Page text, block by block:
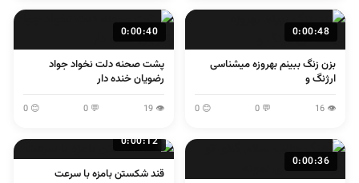
0:00:48
بزن زنگ ببینم بهروزه میشناسی
ارژنگ و
👁 16
💬 0
😊 0
0:00:40
پشت صحنه دلت نخواد جواد
رضویان خنده دار
👁 19
💬 0
😊 0
0:00:36
0:00:12
قند شکستن بامزه با سرعت